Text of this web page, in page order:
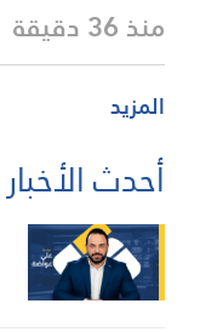
منذ 36 دقيقة
المزيد
أحدث الأخبار